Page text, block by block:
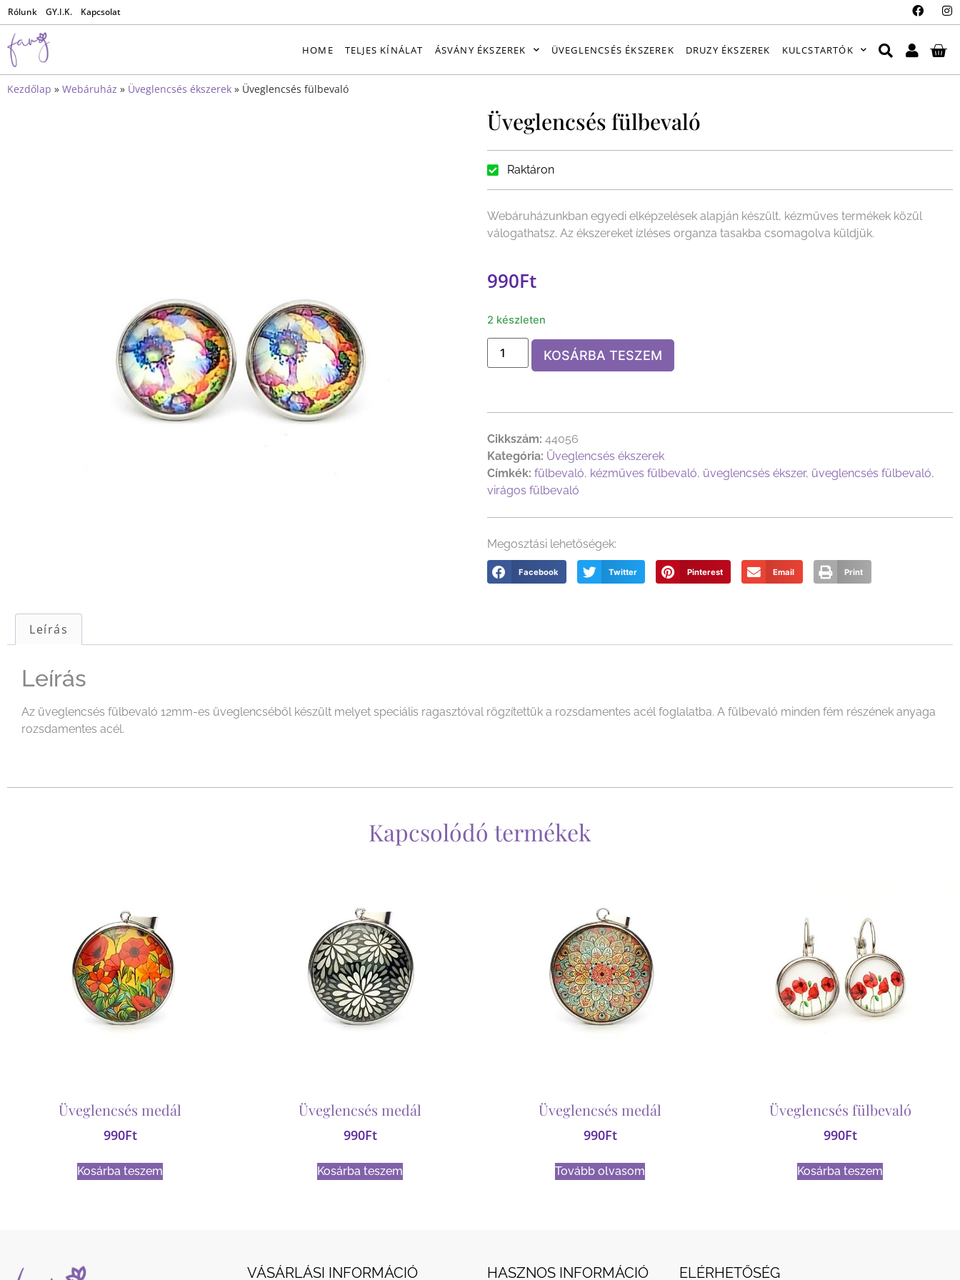
Rólunk GY.I.K. Kapcsolat
HOME TELJES KÍNÁLAT ÁSVÁNY ÉKSZEREK ÜVEGLENCSÉS ÉKSZEREK DRUZY ÉKSZEREK KULCSTARTÓK
Kezdőlap » Webáruház » Üveglencsés ékszerek » Üveglencsés fülbevaló
Üveglencsés fülbevaló
Raktáron
Webáruházunkban egyedi elképzelések alapján készült, kézműves termékek közül
válogathatsz. Az ékszereket ízléses organza tasakba csomagolva küldjük.
990Ft
2 készleten
KOSÁRBA TESZEM
Cikkszám: 44056
Kategória: Üveglencsés ékszerek
Címkék: fülbevaló, kézműves fülbevaló, üveglencsés ékszer, üveglencsés fülbevaló,
virágos fülbevaló
Megosztási lehetőségek:
Facebook Twitter Pinterest Email Print
Leírás
Leírás
Az üveglencsés fülbevaló 12mm-es üveglencséből készült melyet speciális ragasztóval rögzítettük a rozsdamentes acél foglalatba. A fülbevaló minden fém részének anyaga
rozsdamentes acél.
Kapcsolódó termékek
Üveglencsés medál
990Ft
Kosárba teszem
Üveglencsés medál
990Ft
Kosárba teszem
Üveglencsés medál
990Ft
Tovább olvasom
Üveglencsés fülbevaló
990Ft
Kosárba teszem
VÁSÁRLÁSI INFORMÁCIÓ HASZNOS INFORMÁCIÓ ELÉRHETŐSÉG